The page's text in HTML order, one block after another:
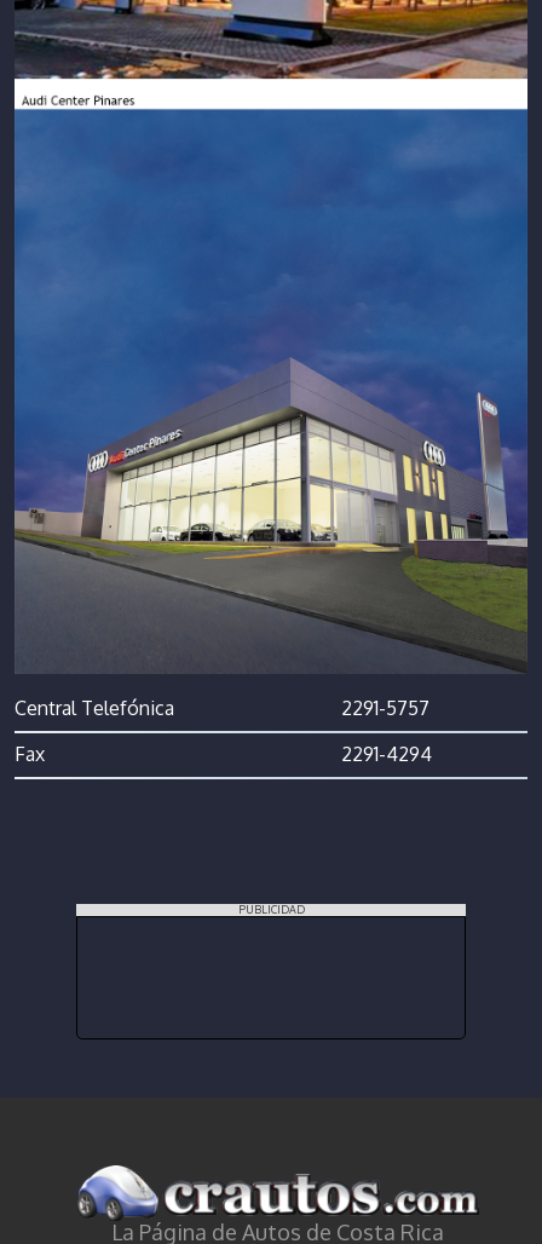
Central Telefónica
2291-5757
Fax
2291-4294
PUBLICIDAD
La Página de Autos de Costa Rica